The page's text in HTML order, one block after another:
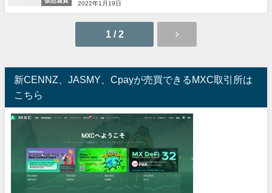
2022年1月19日
1 / 2
新CENNZ、JASMY、Cpayが売買できるMXC取引所は
こちら